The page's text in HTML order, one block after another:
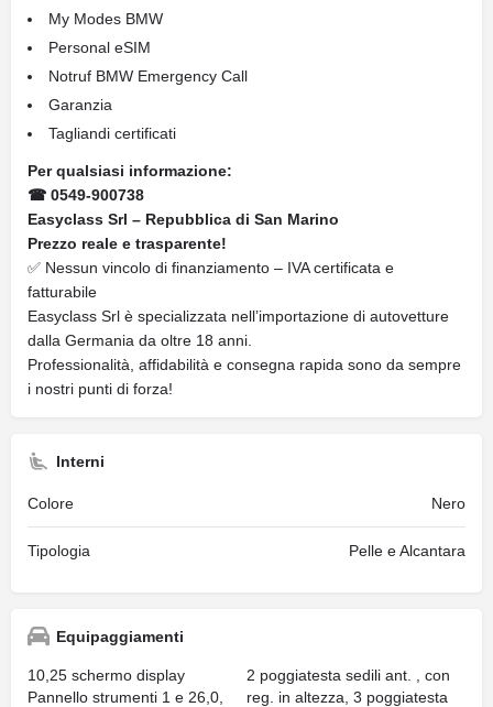
My Modes BMW
Personal eSIM
Notruf BMW Emergency Call
Garanzia
Tagliandi certificati
Per qualsiasi informazione:
☎ 0549-900738
Easyclass Srl – Repubblica di San Marino
Prezzo reale e trasparente!
✅ Nessun vincolo di finanziamento – IVA certificata e
fatturabile
Easyclass Srl è specializzata nell’importazione di autovetture
dalla Germania da oltre 18 anni.
Professionalità, affidabilità e consegna rapida sono da sempre
i nostri punti di forza!
Interni
Colore Nero
Tipologia Pelle e Alcantara
Equipaggiamenti
10,25 schermo display
Pannello strumenti 1 e 26,0,
2 poggiatesta sedili ant. , con
reg. in altezza, 3 poggiatesta